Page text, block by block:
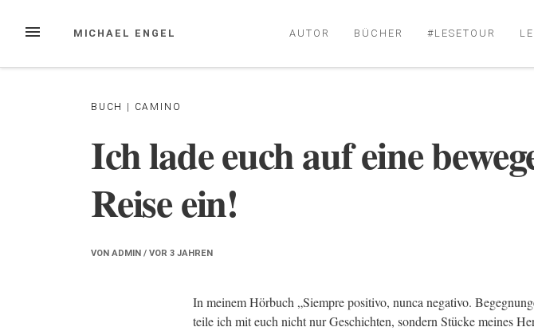
InhaltMENÜ MICHAEL ENGEL AUTOR BÜCHER #LESETOUR
BUCH CAMINO
Ich lade euch auf eine
Reise ein!
VON ADMIN / VOR 3 JAHREN
In meinem Hörbuch „Siempre positivo, nunca negativo.
teile ich mit euch nicht nur Geschichten, sondern Stücke meines